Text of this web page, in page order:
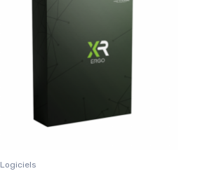
Logiciels